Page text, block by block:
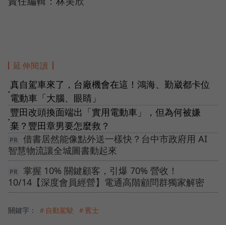
延伸閱讀
●
真自駕車來了，台廠機會在這！鴻海、勤崴都卡位
電動車「大腦、眼睛」
●
豐田改頭換面端出「實用電動車」，但為何被嫌
棄？豐田章男要怎麼救？
借書居然能像點外送一樣快？台中市政府用 AI
智慧物流讓全城圖書動起來
掌握 10% 關鍵顧客，引爆 70% 營收！
10/14【深度會員經營】電通高階顧問群獨家解密
關鍵字： ＃自動駕駛 ＃賓士